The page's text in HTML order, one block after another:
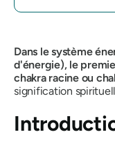
Dans le système
d'énergie), le
chakra racine ou
signification